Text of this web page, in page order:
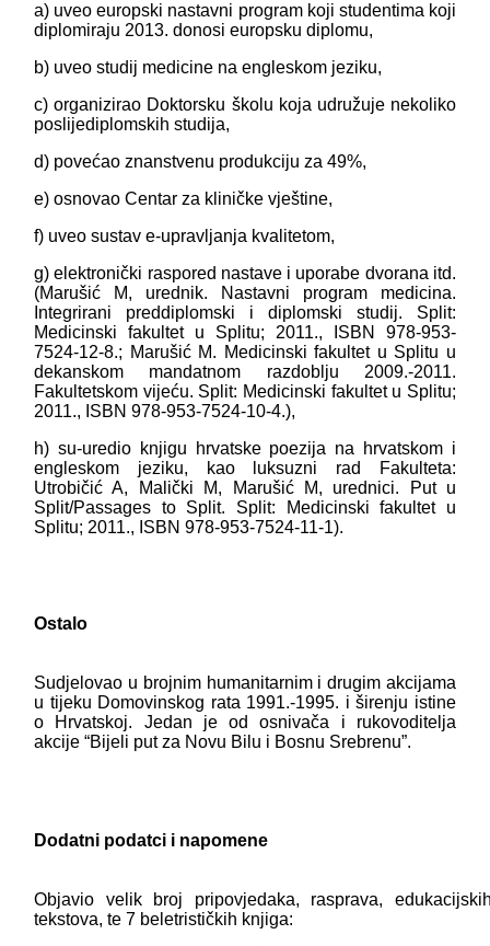
a) uveo europski nastavni program koji studentima koji
diplomiraju 2013. donosi europsku diplomu,
b) uveo studij medicine na engleskom jeziku,
c) organizirao Doktorsku školu koja udružuje nekoliko
poslijediplomskih studija,
d) povećao znanstvenu produkciju za 49%,
e) osnovao Centar za kliničke vještine,
f) uveo sustav e-upravljanja kvalitetom,
g) elektronički raspored nastave i uporabe dvorana itd.
(Marušić M, urednik. Nastavni program medicina.
Integrirani preddiplomski i diplomski studij. Split:
Medicinski fakultet u Splitu; 2011., ISBN 978-953-
7524-12-8.; Marušić M. Medicinski fakultet u Splitu u
dekanskom mandatnom razdoblju 2009.-2011.
Fakultetskom vijeću. Split: Medicinski fakultet u Splitu;
2011., ISBN 978-953-7524-10-4.),
h) su-uredio knjigu hrvatske poezija na hrvatskom i
engleskom jeziku, kao luksuzni rad Fakulteta:
Utrobičić A, Malički M, Marušić M, urednici. Put u
Split/Passages to Split. Split: Medicinski fakultet u
Splitu; 2011., ISBN 978-953-7524-11-1).
Ostalo
Sudjelovao u brojnim humanitarnim i drugim akcijama
u tijeku Domovinskog rata 1991.-1995. i širenju istine
o Hrvatskoj. Jedan je od osnivača i rukovoditelja
akcije “Bijeli put za Novu Bilu i Bosnu Srebrenu”.
Dodatni podatci i napomene
Objavio velik broj pripovjedaka, rasprava,
tekstova, te 7 beletrističkih knjiga: